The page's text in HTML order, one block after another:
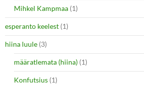
Mihkel Kampmaa (1)
esperanto keelest (1)
hiina luule (3)
määratlemata (hiina) (1)
Konfutsius (1)